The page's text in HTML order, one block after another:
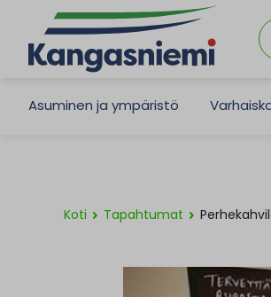
Asuminen ja ympäristö
Koti Tapahtumat